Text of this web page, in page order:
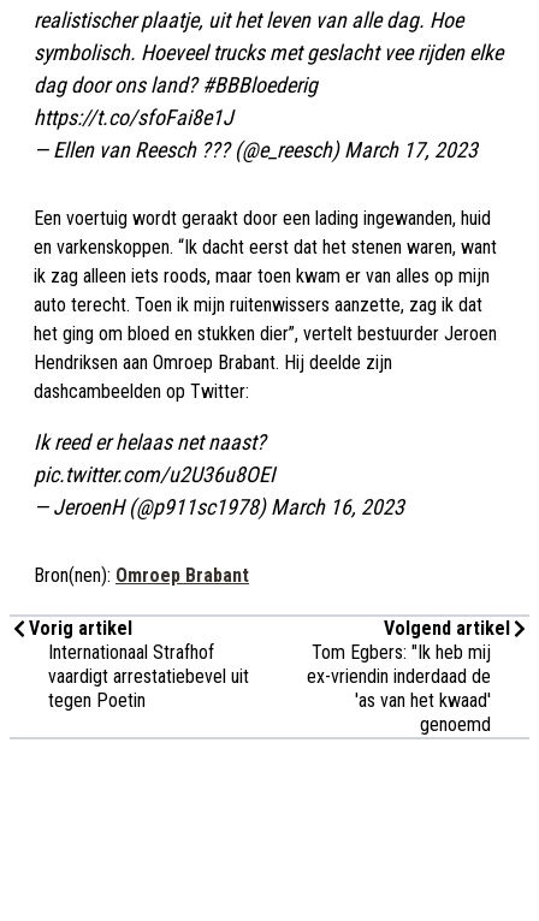
realistischer plaatje, uit het leven van alle dag. Hoe
symbolisch. Hoeveel trucks met geslacht vee rijden elke
dag door ons land?#BBBloederig
https://t.co/sfoFai8e1J
— Ellen van Reesch ??? (@e_reesch)March 17, 2023
Een voertuig wordt geraakt door een lading ingewanden, huid
en varkenskoppen. “Ik dacht eerst dat het stenen waren, want
ik zag alleen iets roods, maar toen kwam er van alles op mijn
auto terecht. Toen ik mijn ruitenwissers aanzette, zag ik dat
het ging om bloed en stukken dier”, vertelt bestuurder Jeroen
Hendriksen aan Omroep Brabant. Hij deelde zijn
dashcambeelden op Twitter:
Ik reed er helaas net naast?
pic.twitter.com/u2U36u8OEI
— JeroenH (@p911sc1978)March 16, 2023
Bron(nen): Omroep Brabant
Vorig artikel
Internationaal Strafhof
vaardigt arrestatiebevel uit
tegen Poetin
Volgend artikel
Tom Egbers: "Ik heb mij
ex-vriendin inderdaad de
'as van het kwaad'
genoemd